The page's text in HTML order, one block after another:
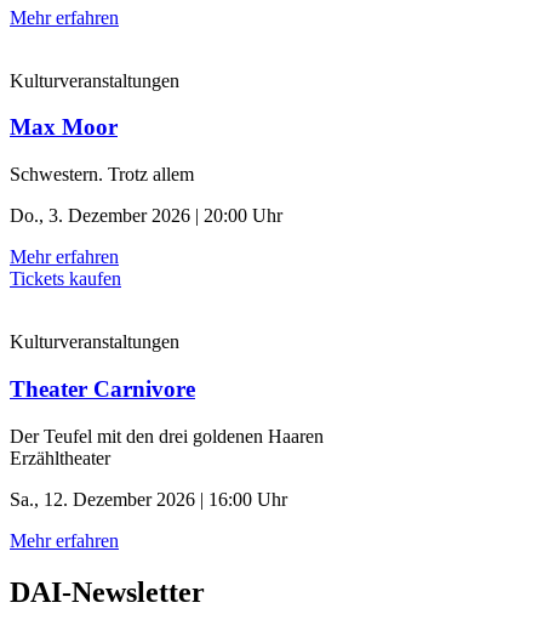
Mehr erfahren
Kulturveranstaltungen
Max Moor
Schwestern. Trotz allem
Do., 3. Dezember 2026 | 20:00 Uhr
Mehr erfahren
Tickets kaufen
Kulturveranstaltungen
Theater Carnivore
Der Teufel mit den drei goldenen Haaren
Erzähltheater
Sa., 12. Dezember 2026 | 16:00 Uhr
Mehr erfahren
DAI-Newsletter